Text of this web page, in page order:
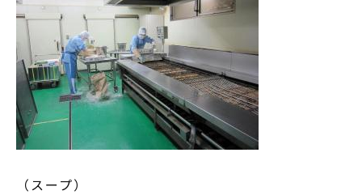
（スープ）